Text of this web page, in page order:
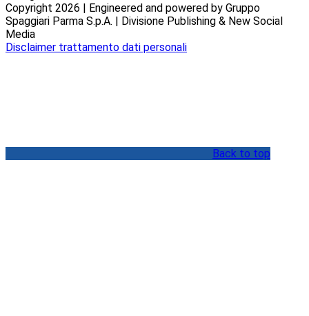
Copyright 2026 | Engineered and powered by Gruppo
Spaggiari Parma S.p.A. | Divisione Publishing & New Social
Media
Disclaimer trattamento dati personali
Back to top